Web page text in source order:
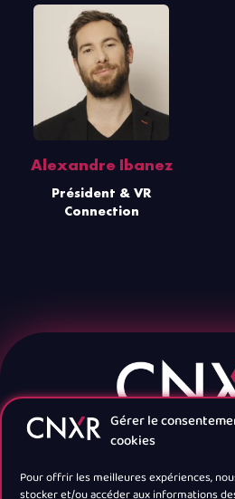
Gérer le
cookies
Pour offrir les meilleures expériences,
Alexandre Ibanez
Président & VR
Connection